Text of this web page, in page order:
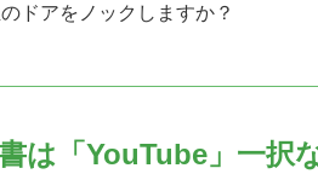
ドアをノックしますか？
は「YouTube」一択